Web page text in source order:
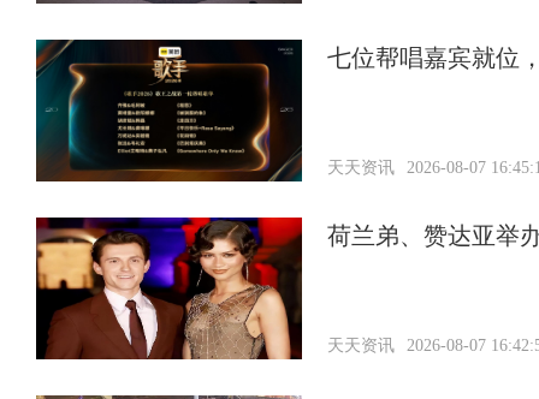
七位帮唱嘉宾就位
天天资讯 2026-08-07
荷兰弟、赞达亚举
天天资讯 2026-08-07